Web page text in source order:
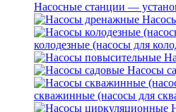
Насосные станции —
колодезные (насосы для
Насосы
скважинные (насосы для